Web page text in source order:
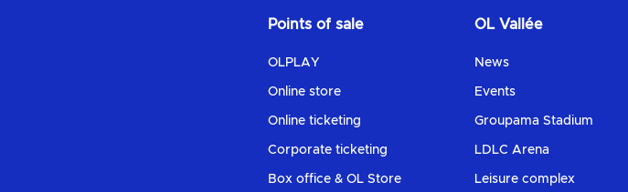
Points of sale
OLPLAY
Online store
Online ticketing
Corporate ticketing
Box office & OL Store
OL Vallée
News
Events
Groupama Stadium
LDLC Arena
Leisure complex